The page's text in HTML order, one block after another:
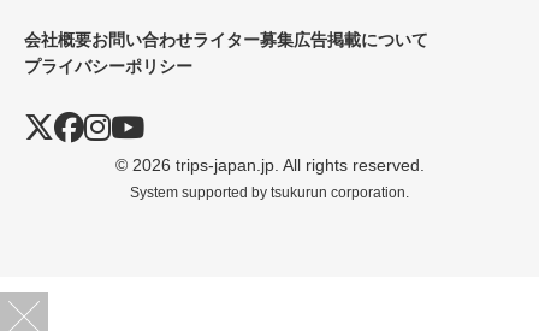
会社概要お問い合わせライター募集広告掲載について
プライバシーポリシー
© 2026 trips-japan.jp. All rights reserved.
System supported by tsukurun corporation.